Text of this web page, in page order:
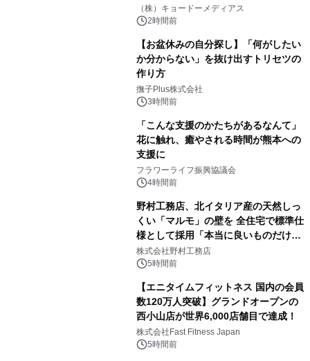
マジで来い』キービジュアル解禁！
（株）キョードーメディアス
2時間前
【お盆休みの自分探し】「何がしたい
か分からない」を抜け出すトリセツの
作り方
撫子Plus株式会社
3時間前
「こんな支援のかたちがあるなんて」
花に触れ、癒やされる時間が熊本への
支援に
フラワーライフ振興協議会
4時間前
野村工務店、北イタリア産の天然しっ
くい「マルモ」の壁を 全住宅で標準仕
様として採用「本当に良いものだけに
こだわる」
株式会社野村工務店
5時間前
【エニタイムフィットネス 国内の会員
数120万人突破】グランドオープンの
西小山店が世界6,000店舗目で達成！
株式会社Fast Fitness Japan
5時間前